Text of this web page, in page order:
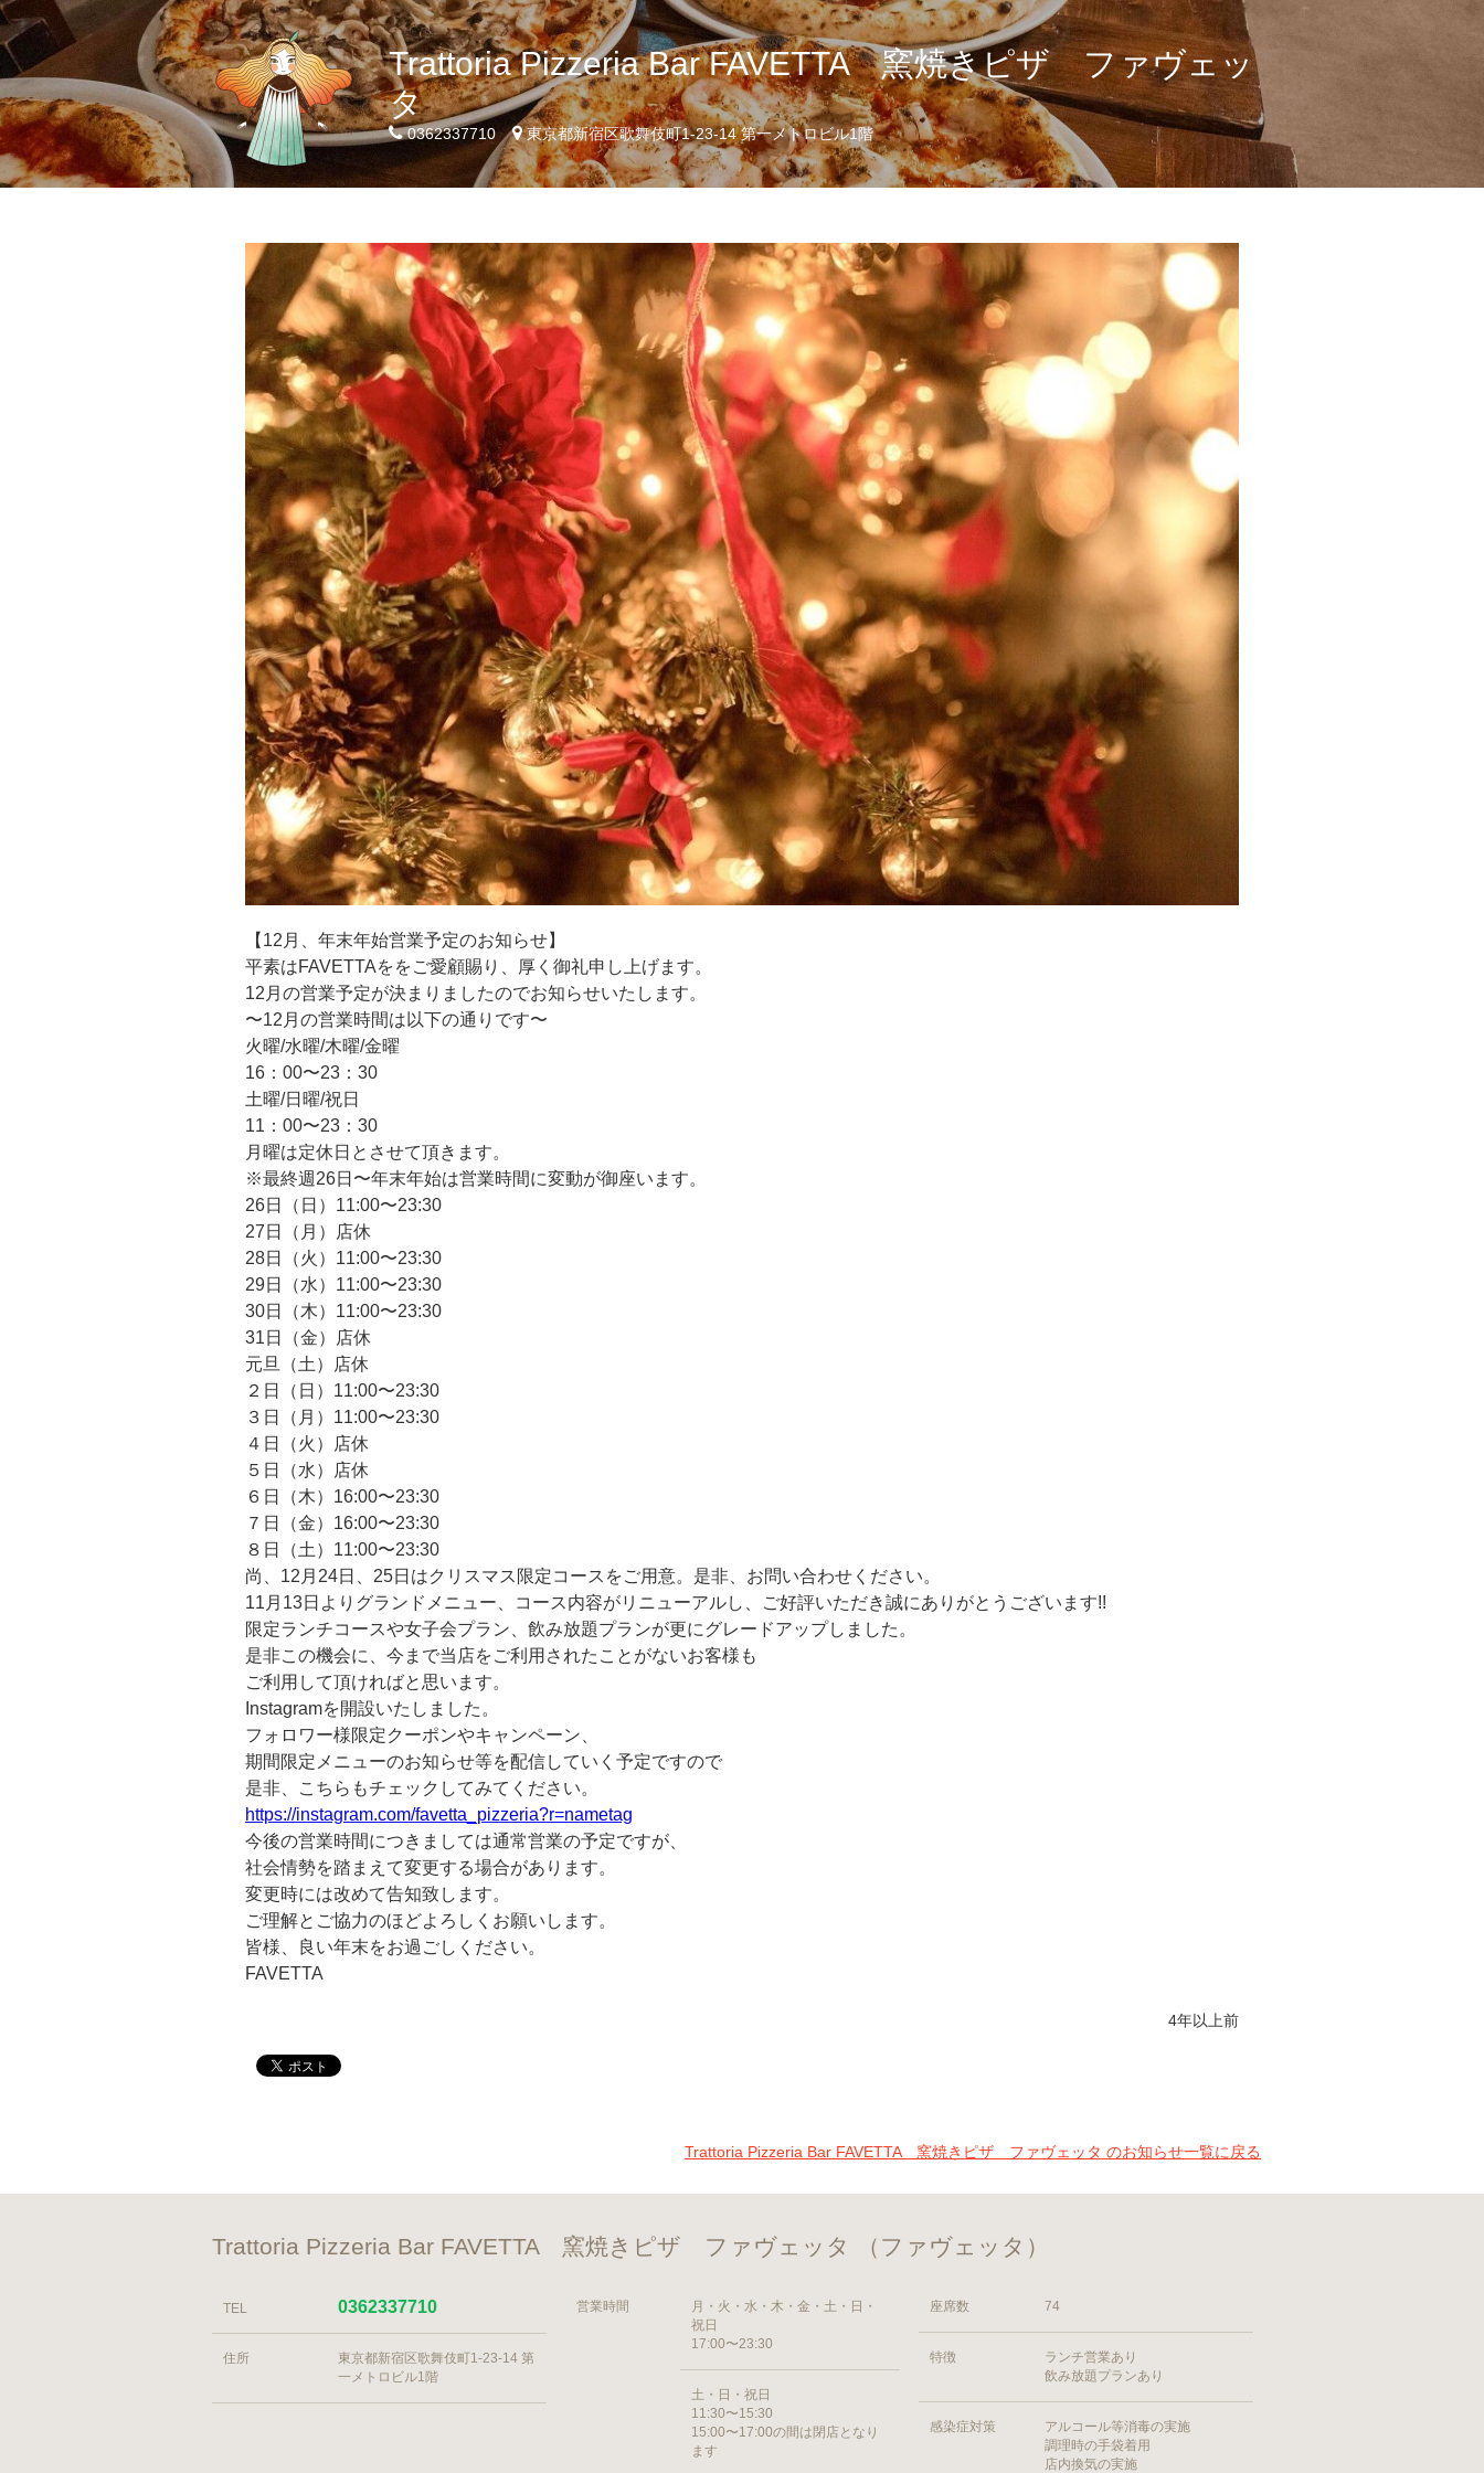
Trattoria Pizzeria Bar FAVETTA 窯焼きピザ ファヴェッ
タ
0362337710 東京都新宿区歌舞伎町1-23-14 第一メトロビル1階
【12月、年末年始営業予定のお知らせ】
平素はFAVETTAををご愛顧賜り、厚く御礼申し上げます。
12月の営業予定が決まりましたのでお知らせいたします。
〜12月の営業時間は以下の通りです〜
火曜/水曜/木曜/金曜
16：00〜23：30
土曜/日曜/祝日
11：00〜23：30
月曜は定休日とさせて頂きます。
※最終週26日〜年末年始は営業時間に変動が御座います。
26日（日）11:00〜23:30
27日（月）店休
28日（火）11:00〜23:30
29日（水）11:00〜23:30
30日（木）11:00〜23:30
31日（金）店休
元旦（土）店休
２日（日）11:00〜23:30
３日（月）11:00〜23:30
４日（火）店休
５日（水）店休
６日（木）16:00〜23:30
７日（金）16:00〜23:30
８日（土）11:00〜23:30
尚、12月24日、25日はクリスマス限定コースをご用意。是非、お問い合わせください。
11月13日よりグランドメニュー、コース内容がリニューアルし、ご好評いただき誠にありがとうございます!!
限定ランチコースや女子会プラン、飲み放題プランが更にグレードアップしました。
是非この機会に、今まで当店をご利用されたことがないお客様も
ご利用して頂ければと思います。
Instagramを開設いたしました。
フォロワー様限定クーポンやキャンペーン、
期間限定メニューのお知らせ等を配信していく予定ですので
是非、こちらもチェックしてみてください。
https://instagram.com/favetta_pizzeria?r=nametag
今後の営業時間につきましては通常営業の予定ですが、
社会情勢を踏まえて変更する場合があります。
変更時には改めて告知致します。
ご理解とご協力のほどよろしくお願いします。
皆様、良い年末をお過ごしください。
FAVETTA
4年以上前
Trattoria Pizzeria Bar FAVETTA 窯焼きピザ ファヴェッタ のお知らせ一覧に戻る
Trattoria Pizzeria Bar FAVETTA 窯焼きピザ ファヴェッタ （ファヴェッタ）
TEL 0362337710
住所
東京都新宿区歌舞伎町1-23-14 第
一メトロビル1階
営業時間
月・火・水・木・金・土・日・
祝日
17:00〜23:30
土・日・祝日
11:30〜15:30
15:00〜17:00の間は閉店となり
ます
座席数 74
特徴
ランチ営業あり
飲み放題プランあり
感染症対策
アルコール等消毒の実施
調理時の手袋着用
店内換気の実施